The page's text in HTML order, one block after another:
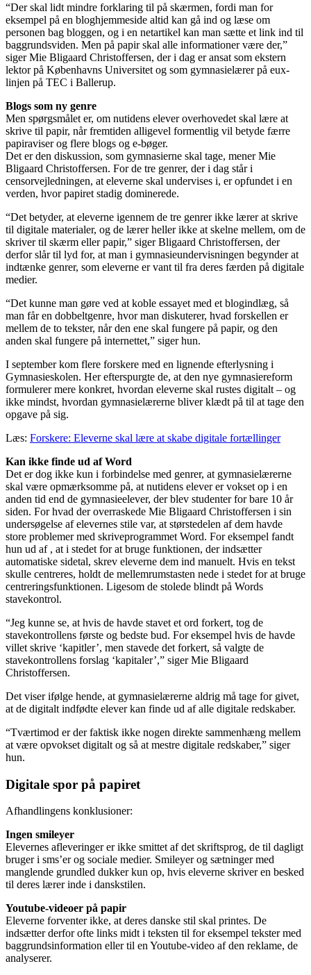
“Der skal lidt mindre forklaring til på skærmen, fordi man for
eksempel på en bloghjemmeside altid kan gå ind og læse om
personen bag bloggen, og i en netartikel kan man sætte et link ind til
baggrundsviden. Men på papir skal alle informationer være der,”
siger Mie Bligaard Christoffersen, der i dag er ansat som ekstern
lektor på Københavns Universitet og som gymnasielærer på eux-
linjen på TEC i Ballerup.
Blogs som ny genre
Men spørgsmålet er, om nutidens elever overhovedet skal lære at
skrive til papir, når fremtiden alligevel formentlig vil betyde færre
papiraviser og flere blogs og e-bøger.
Det er den diskussion, som gymnasierne skal tage, mener Mie
Bligaard Christoffersen. For de tre genrer, der i dag står i
censorvejledningen, at eleverne skal undervises i, er opfundet i en
verden, hvor papiret stadig dominerede.
“Det betyder, at eleverne igennem de tre genrer ikke lærer at skrive
til digitale materialer, og de lærer heller ikke at skelne mellem, om de
skriver til skærm eller papir,” siger Bligaard Christoffersen, der
derfor slår til lyd for, at man i gymnasieundervisningen begynder at
indtænke genrer, som eleverne er vant til fra deres færden på digitale
medier.
“Det kunne man gøre ved at koble essayet med et blogindlæg, så
man får en dobbeltgenre, hvor man diskuterer, hvad forskellen er
mellem de to tekster, når den ene skal fungere på papir, og den
anden skal fungere på internettet,” siger hun.
I september kom flere forskere med en lignende efterlysning i
Gymnasieskolen. Her efterspurgte de, at den nye gymnasiereform
formulerer mere konkret, hvordan eleverne skal rustes digitalt – og
ikke mindst, hvordan gymnasielærerne bliver klædt på til at tage den
opgave på sig.
Læs: Forskere: Eleverne skal lære at skabe digitale fortællinger
Kan ikke finde ud af Word
Det er dog ikke kun i forbindelse med genrer, at gymnasielærerne
skal være opmærksomme på, at nutidens elever er vokset op i en
anden tid end de gymnasieelever, der blev studenter for bare 10 år
siden. For hvad der overraskede Mie Bligaard Christoffersen i sin
undersøgelse af elevernes stile var, at størstedelen af dem havde
store problemer med skriveprogrammet Word. For eksempel fandt
hun ud af , at i stedet for at bruge funktionen, der indsætter
automatiske sidetal, skrev eleverne dem ind manuelt. Hvis en tekst
skulle centreres, holdt de mellemrumstasten nede i stedet for at bruge
centreringsfunktionen. Ligesom de stolede blindt på Words
stavekontrol.
“Jeg kunne se, at hvis de havde stavet et ord forkert, tog de
stavekontrollens første og bedste bud. For eksempel hvis de havde
villet skrive ‘kapitler’, men stavede det forkert, så valgte de
stavekontrollens forslag ‘kapitaler’,” siger Mie Bligaard
Christoffersen.
Det viser ifølge hende, at gymnasielærerne aldrig må tage for givet,
at de digitalt indfødte elever kan finde ud af alle digitale redskaber.
“Tværtimod er der faktisk ikke nogen direkte sammenhæng mellem
at være opvokset digitalt og så at mestre digitale redskaber,” siger
hun.
Digitale spor på papiret
Afhandlingens konklusioner:
Ingen smileyer
Elevernes afleveringer er ikke smittet af det skriftsprog, de til dagligt
bruger i sms’er og sociale medier. Smileyer og sætninger med
manglende grundled dukker kun op, hvis eleverne skriver en besked
til deres lærer inde i danskstilen.
Youtube-videoer på papir
Eleverne forventer ikke, at deres danske stil skal printes. De
indsætter derfor ofte links midt i teksten til for eksempel tekster med
baggrundsinformation eller til en Youtube-video af den reklame, de
analyserer.